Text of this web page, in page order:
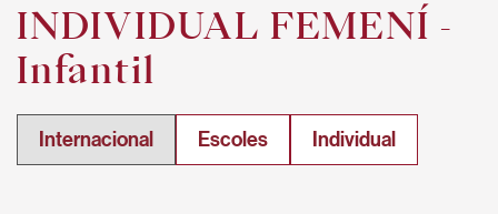
INDIVIDUAL FEMENÍ -
Infantil
Internacional Escoles Individual